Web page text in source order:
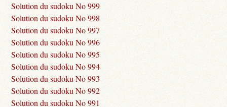
Solution du sudoku No 999
Solution du sudoku No 998
Solution du sudoku No 997
Solution du sudoku No 996
Solution du sudoku No 995
Solution du sudoku No 994
Solution du sudoku No 993
Solution du sudoku No 992
Solution du sudoku No 991